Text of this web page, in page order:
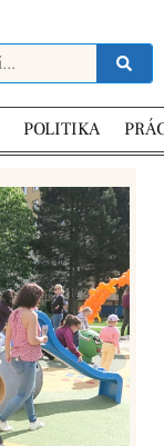
POLITIKA